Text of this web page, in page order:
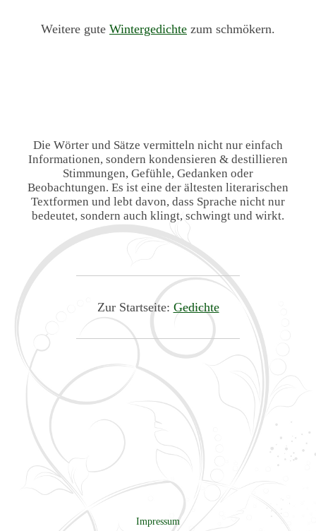
Weitere gute Wintergedichte zum schmökern.
Die Wörter und Sätze vermitteln nicht nur einfach
Informationen, sondern kondensieren & destillieren
Stimmungen, Gefühle, Gedanken oder
Beobachtungen. Es ist eine der ältesten literarischen
Textformen und lebt davon, dass Sprache nicht nur
bedeutet, sondern auch klingt, schwingt und wirkt.
Zur Startseite: Gedichte
Impressum